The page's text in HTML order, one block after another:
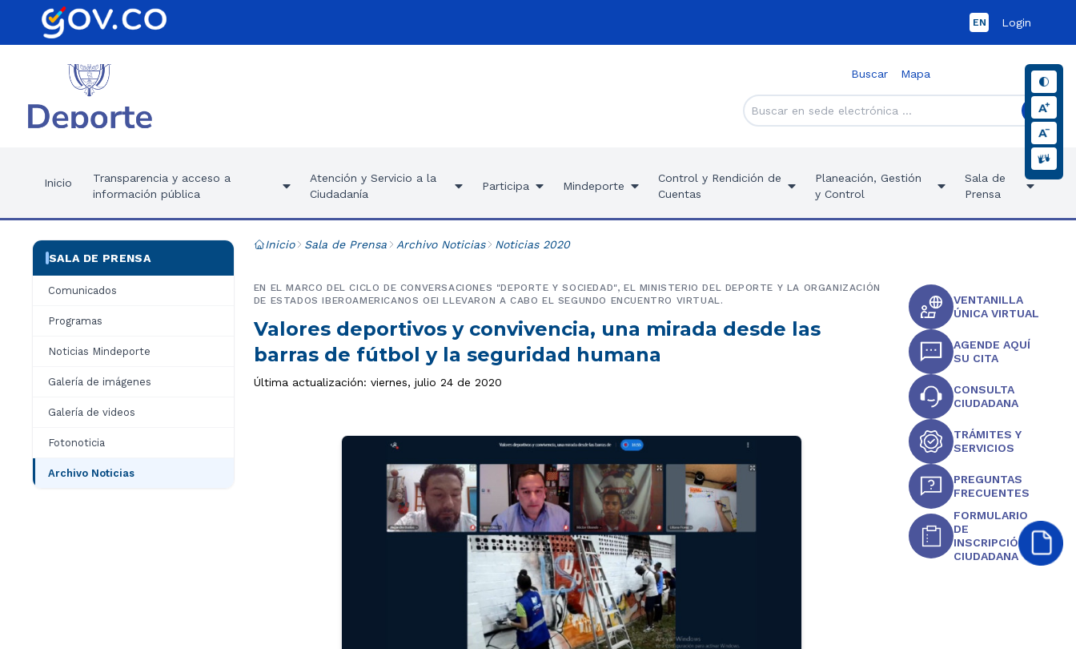
EN Login
Buscar Mapa
Inicio
Transparencia y acceso a
información pública
Atención y Servicio a la
Ciudadanía
Participa Mindeporte
Control y Rendición de
Cuentas
Planeación, Gestión
y Control
Sala de
Prensa
SALA DE PRENSA
Comunicados
Programas
Noticias Mindeporte
Galería de imágenes
Galería de videos
Fotonoticia
Archivo Noticias
Inicio Sala de Prensa Archivo Noticias Noticias 2020
Valores deportivos y convivencia, una mirada desde las
barras de fútbol y la seguridad humana
EN EL MARCO DEL CICLO DE CONVERSACIONES "DEPORTE Y SOCIEDAD", EL MINISTERIO DEL DEPORTE Y LA ORGANIZACIÓN
DE ESTADOS IBEROAMERICANOS OEI LLEVARON A CABO EL SEGUNDO ENCUENTRO VIRTUAL.
Última actualización: viernes, julio 24 de 2020
VENTANILLA
ÚNICA VIRTUAL
AGENDE AQUÍ
SU CITA
CONSULTA
CIUDADANA
TRÁMITES Y
SERVICIOS
PREGUNTAS
FRECUENTES
FORMULARIO
DE
INSCRIPCIÓN
CIUDADANA